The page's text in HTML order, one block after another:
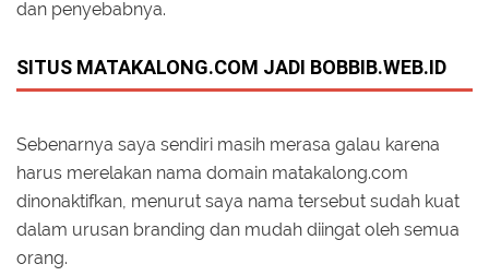
dan penyebabnya.
SITUS MATAKALONG.COM JADI BOBBIB.WEB.ID
Sebenarnya saya sendiri masih merasa galau karena
harus merelakan nama domain matakalong.com
dinonaktifkan, menurut saya nama tersebut sudah kuat
dalam urusan branding dan mudah diingat oleh semua
orang.